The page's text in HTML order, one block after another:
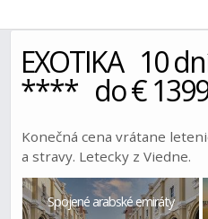
EXOTIKA 10
**** do €
Konečná cena vrátane
a stravy. Letecky z Viedne.
Spojené arabské emiráty